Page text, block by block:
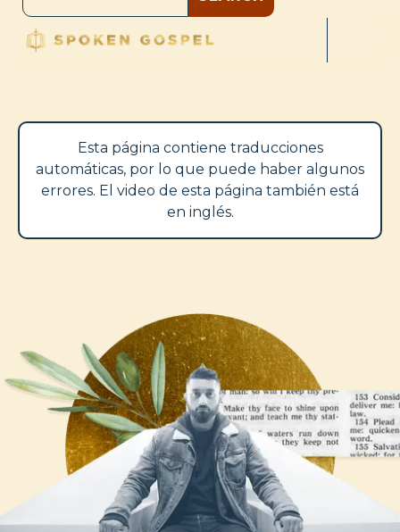
Esta página contiene traducciones
automáticas, por lo que puede haber algunos
errores. El video de esta página también está
en inglés.